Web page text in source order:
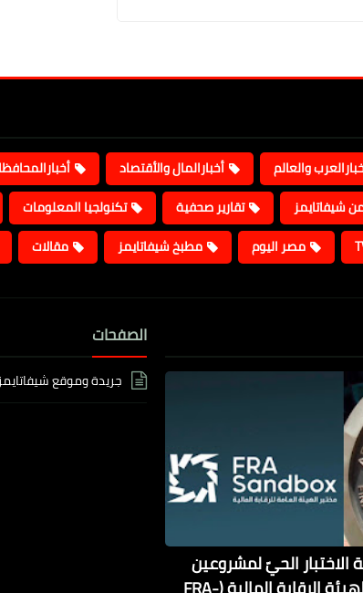
والعالم أخبارالمال والأقتصاد
شيفاتايمز تقارير صحفية تكنولجيا المعلومات
مصر اليوم مطبخ شيفاتايمز مقالات
الاختبار الحيّ لمشروعين
الصفحات
جريدة وموقع شيفاتايمز